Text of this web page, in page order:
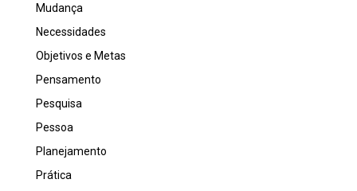
Mudança
Necessidades
Objetivos e Metas
Pensamento
Pesquisa
Pessoa
Planejamento
Prática